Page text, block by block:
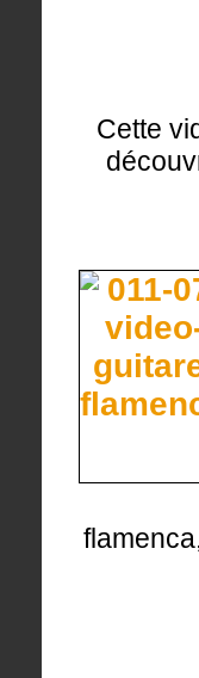
Cette